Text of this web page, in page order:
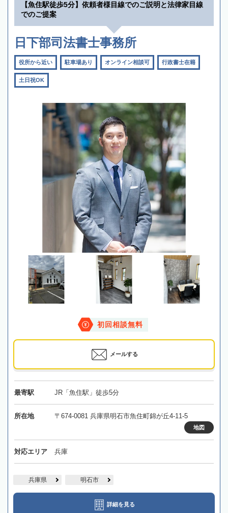
【魚住駅徒歩5分】依頼者様目線でのご説明と法律家目線
でのご提案
日下部司法書士事務所
役所から近い 駐車場あり オンライン相談可 行政書士在籍
土日祝OK
初回相談無料
メールする
最寄駅 JR「魚住駅」徒歩5分
所在地 〒674-0081 兵庫県明石市魚住町錦が丘4-11-5
地図
対応エリア 兵庫
兵庫県 明石市
詳細を見る